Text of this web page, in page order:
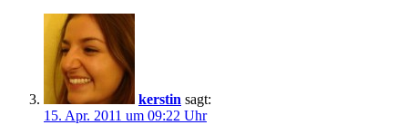
kerstin sagt:
15. Apr. 2011 um 09:22 Uhr